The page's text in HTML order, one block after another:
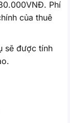
Phí
của thuê
sẽ được tính